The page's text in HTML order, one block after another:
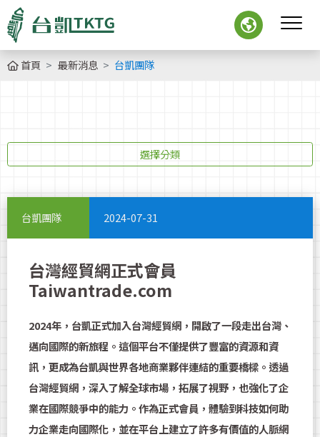
首頁 最新消息 台凱團隊
選擇分類
台凱團隊 2024-07-31
台灣經貿網正式會員
Taiwantrade.com
2024年，台凱正式加入台灣經貿網，開啟了一段走出台灣、
邁向國際的新旅程。這個平台不僅提供了豐富的資源和資
訊，更成為台凱與世界各地商業夥伴連結的重要橋樑。透過
台灣經貿網，深入了解全球市場，拓展了視野，也強化了企
業在國際競爭中的能力。作為正式會員，體驗到科技如何助
力企業走向國際化，並在平台上建立了許多有價值的人脈網